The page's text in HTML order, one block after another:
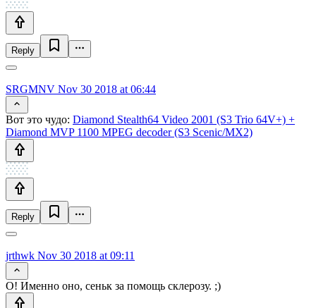
Reply
SRGMNV Nov 30 2018 at 06:44
Вот это чудо: Diamond Stealth64 Video 2001 (S3 Trio 64V+) +
Diamond MVP 1100 MPEG decoder (S3 Scenic/MX2)
Reply
jrthwk Nov 30 2018 at 09:11
О! Именно оно, сеньк за помощь склерозу. ;)